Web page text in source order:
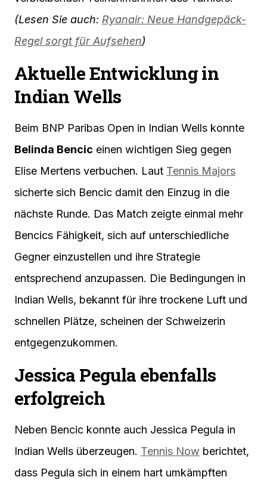
(Lesen Sie auch: Ryanair: Neue Handgepäck-
Regel sorgt für Aufsehen)
Aktuelle Entwicklung in
Indian Wells
Beim BNP Paribas Open in Indian Wells konnte
Belinda Bencic einen wichtigen Sieg gegen
Elise Mertens verbuchen. Laut Tennis Majors
sicherte sich Bencic damit den Einzug in die
nächste Runde. Das Match zeigte einmal mehr
Bencics Fähigkeit, sich auf unterschiedliche
Gegner einzustellen und ihre Strategie
entsprechend anzupassen. Die Bedingungen in
Indian Wells, bekannt für ihre trockene Luft und
schnellen Plätze, scheinen der Schweizerin
entgegenzukommen.
Jessica Pegula ebenfalls
erfolgreich
Neben Bencic konnte auch Jessica Pegula in
Indian Wells überzeugen. Tennis Now berichtet,
dass Pegula sich in einem hart umkämpften